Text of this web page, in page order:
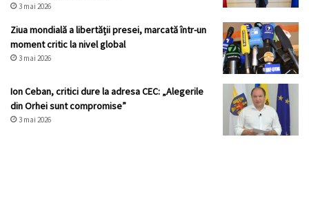
3 mai 2026
Ziua mondială a libertății presei, marcată într-un
moment critic la nivel global
3 mai 2026
Ion Ceban, critici dure la adresa CEC: „Alegerile
din Orhei sunt compromise”
3 mai 2026